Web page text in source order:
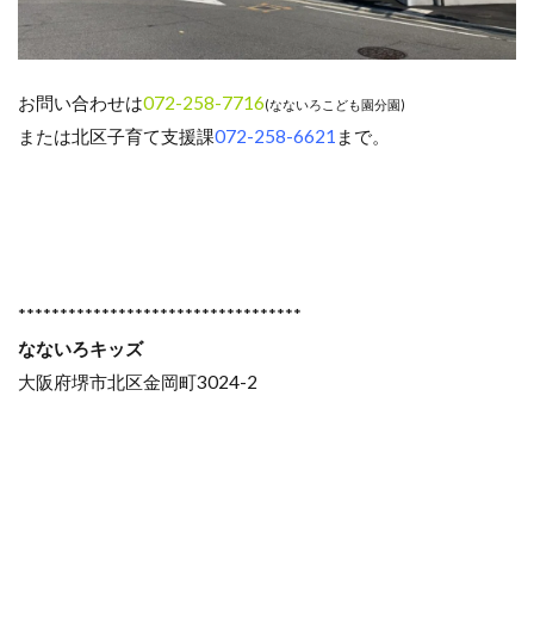
お問い合わせは072-258-7716(なないろこども園分園)
または北区子育て支援課072-258-6621 まで。
**********************************
なないろキッズ
大阪府堺市北区金岡町3024-2